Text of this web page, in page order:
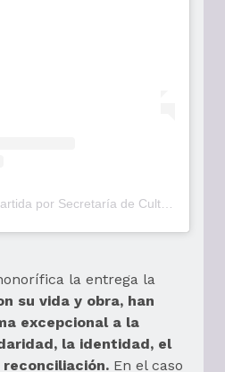
la entrega la
su vida y obra, han
excepcional a la
la identidad, el
En el caso